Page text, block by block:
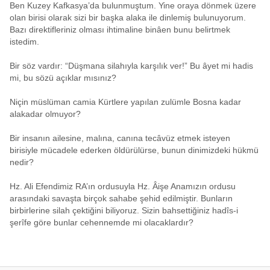
Ben Kuzey Kafkasya’da bulunmuştum. Yine oraya dönmek üzere
olan birisi olarak sizi bir başka alaka ile dinlemiş bulunuyorum.
Bazı direktifleriniz olması ihtimaline binâen bunu belirtmek
istedim.
Bir söz vardır: “Düşmana silahıyla karşılık ver!” Bu âyet mi hadis
mi, bu sözü açıklar mısınız?
Niçin müslüman camia Kürtlere yapılan zulümle Bosna kadar
alakadar olmuyor?
Bir insanın ailesine, malına, canına tecâvüz etmek isteyen
birisiyle mücadele ederken öldürülürse, bunun dinimizdeki hükmü
nedir?
Hz. Ali Efendimiz RA’ın ordusuyla Hz. Âişe Anamızın ordusu
arasındaki savaşta birçok sahabe şehid edilmiştir. Bunların
birbirlerine silah çektiğini biliyoruz. Sizin bahsettiğiniz hadîs-i
şerîfe göre bunlar cehennemde mi olacaklardır?